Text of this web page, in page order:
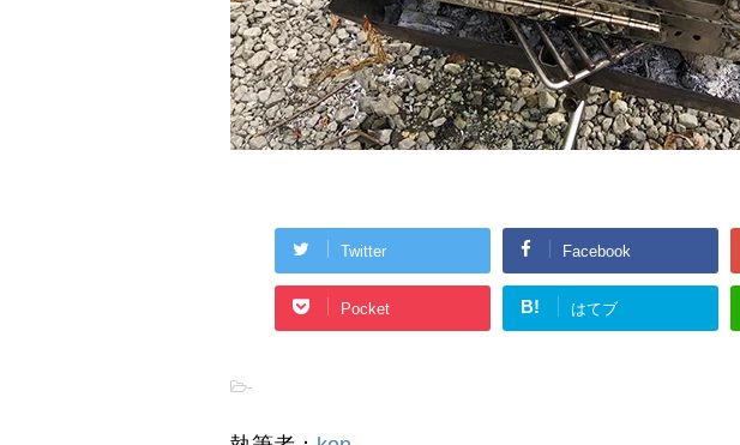
Twitter Facebook
Pocket B! はてブ
-